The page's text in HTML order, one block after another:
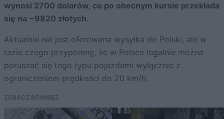
wynosi 2700 dolarów, co po obecnym kursie przekłada
się na ~9820 złotych.
Aktualnie nie jest oferowana wysyłka do Polski, ale w
razie czego przypomnę, że w Polsce legalnie można
poruszać się tego typu pojazdami wyłącznie z
ograniczeniem prędkości do 20 km/h.
ZOBACZ RÓWNIEŻ